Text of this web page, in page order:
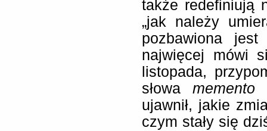
także redefiniują
„jak należy
pozbawiona
najwięcej mówi
listopada,
słowa memento
ujawnił, jakie
czym stały się